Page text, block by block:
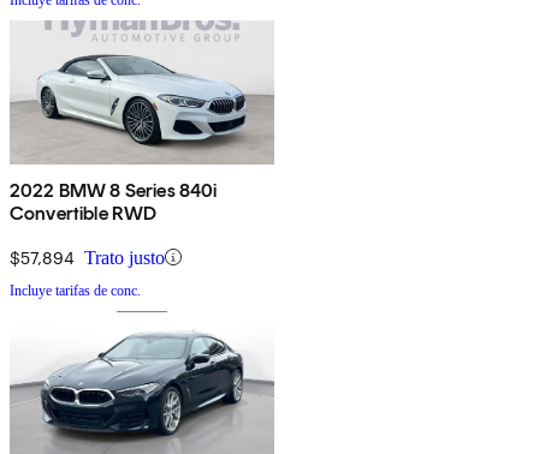
2022 BMW 8 Series 840i
Convertible RWD
$57,894 Trato justo
Incluye tarifas de conc.